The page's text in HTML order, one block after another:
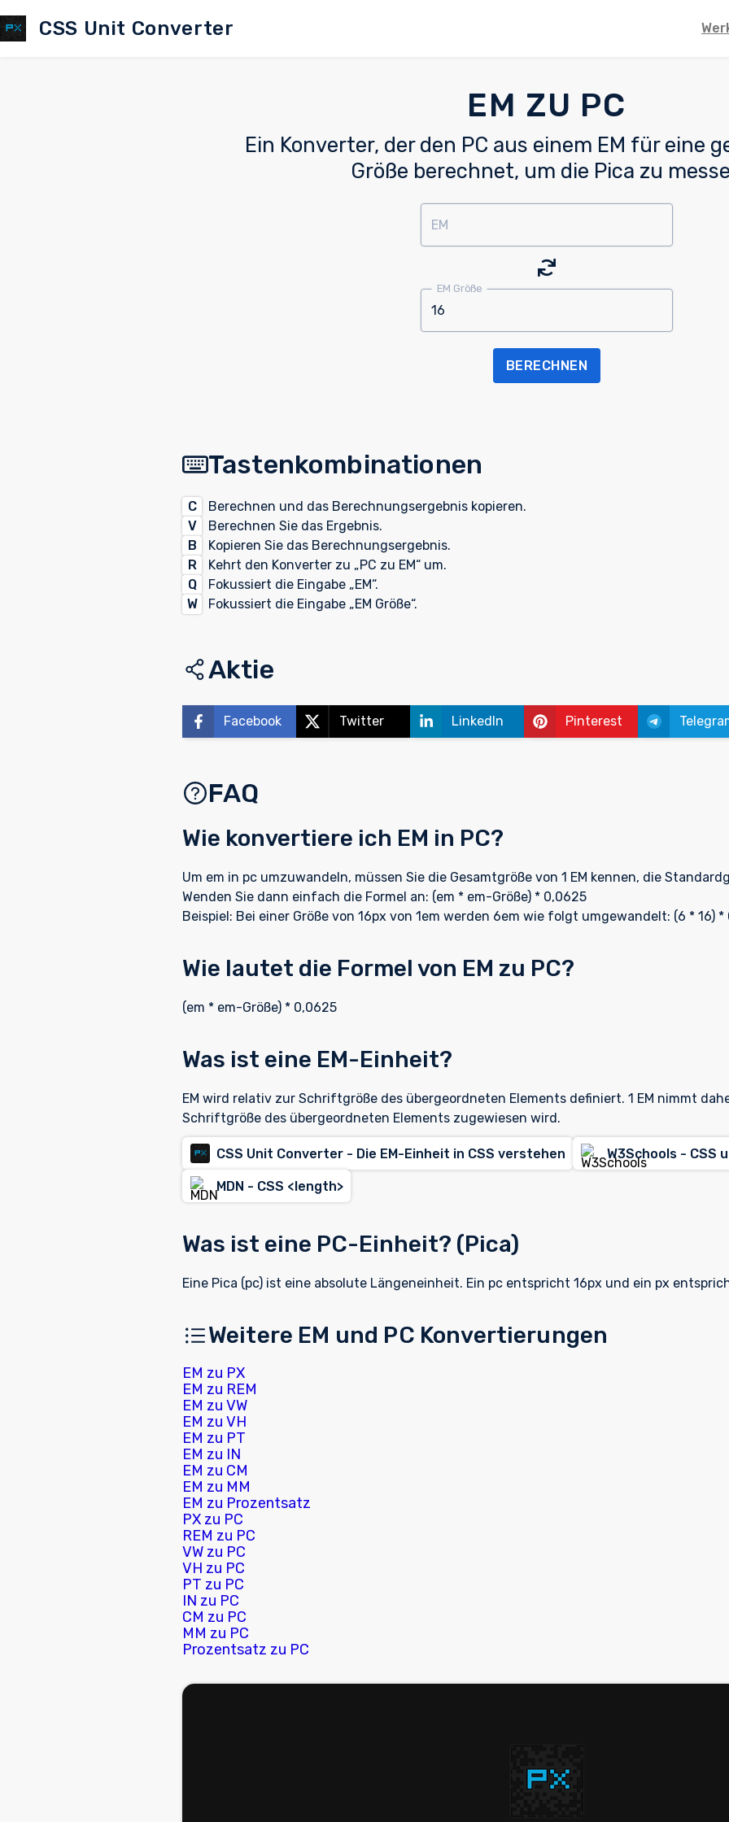
CSS Unit Converter
EM ZU PC
Ein Konverter, der den PC aus einem EM für eine
Größe berechnet, um die Pica zu
EM
EM Größe
BERECHNEN
Tastenkombinationen
C
Berechnen und das Berechnungsergebnis kopieren.
V
Berechnen Sie das Ergebnis.
B
Kopieren Sie das Berechnungsergebnis.
R
Kehrt den Konverter zu „PC zu EM“ um.
Q
Fokussiert die Eingabe „EM“.
W
Fokussiert die Eingabe „EM Größe“.
Aktie
Facebook Twitter LinkedIn Pinterest
FAQ
Wie konvertiere ich EM in PC?
Um em in pc umzuwandeln, müssen Sie die Gesamtgröße von 1 EM kennen, die
Wenden Sie dann einfach die Formel an: (em * em-Größe) * 0,0625
Beispiel: Bei einer Größe von 16px von 1em werden 6em wie folgt umgewandelt: (6 * 16) *
Wie lautet die Formel von EM zu PC?
(em * em-Größe) * 0,0625
Was ist eine EM-Einheit?
EM wird relativ zur Schriftgröße des übergeordneten Elements definiert. 1 EM nimmt
Schriftgröße des übergeordneten Elements zugewiesen wird.
CSS Unit Converter - Die EM-Einheit in CSS verstehen W3Schools - CSS
MDN - CSS <length>
Was ist eine PC-Einheit? (Pica)
Eine Pica (pc) ist eine absolute Längeneinheit. Ein pc entspricht 16px und ein px
Weitere EM und PC Konvertierungen
EM zu PX
EM zu REM
EM zu VW
EM zu VH
EM zu PT
EM zu IN
EM zu CM
EM zu MM
EM zu Prozentsatz
PX zu PC
REM zu PC
VW zu PC
VH zu PC
PT zu PC
IN zu PC
CM zu PC
MM zu PC
Prozentsatz zu PC